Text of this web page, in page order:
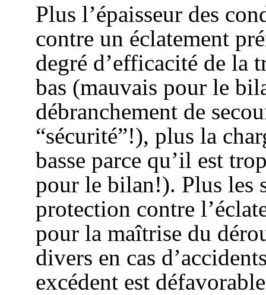
Plus l’épaisseur des
contre un éclatement
degré d’efficacité de la
bas (mauvais pour le
débranchement de
“sécurité”!), plus la
basse parce qu’il est
pour le bilan!). Plus les
protection contre
pour la maîtrise du
divers en cas
excédent est